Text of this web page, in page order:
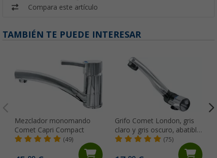
Compara este artículo
TAMBIÉN TE PUEDE INTERESAR
Mezclador monomando
Comet Capri Compact
(49)
Grifo Comet London, gris
claro y gris oscuro, abatible,
con microinterruptor, para
caravanas y autocaravanas,
(75)